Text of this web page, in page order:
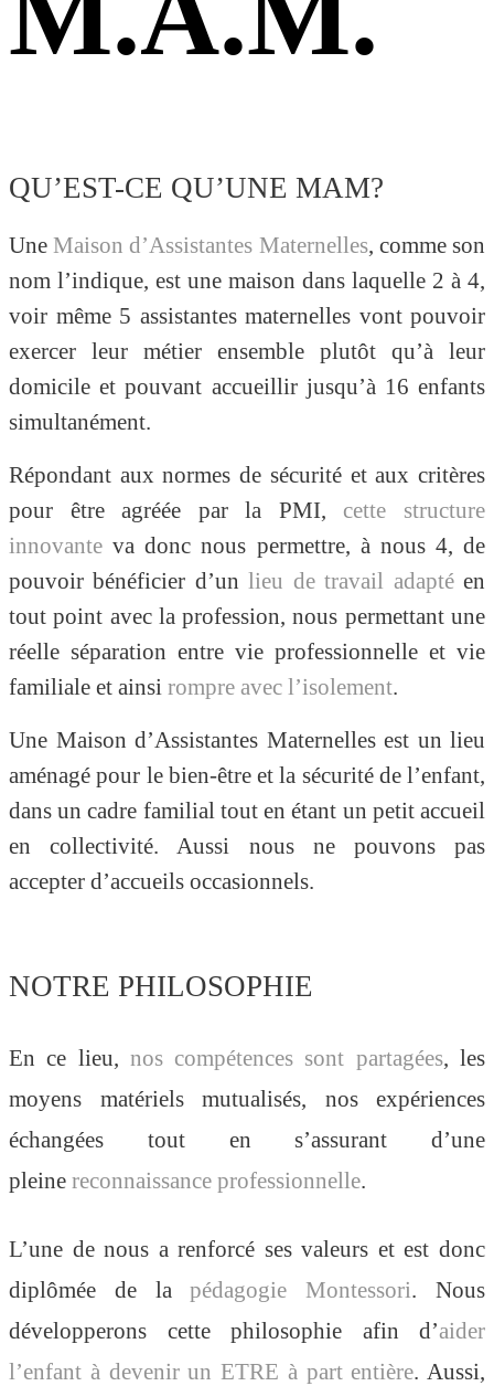
QU’EST-CE QU’UNE MAM?
UneMaison d’Assistantes Maternelles, comme son
nom l’indique, est une maison dans laquelle 2 à 4,
voir même 5 assistantes maternelles vont pouvoir
exercer leur métier ensemble plutôt qu’à leur
domicile et pouvant accueillir jusqu’à 16 enfants
simultanément.
Répondant aux normes de sécurité et aux critères
pour être agréée par la PMI,
cette structure
innovante va donc nous permettre, à nous 4, de
pouvoir bénéficier d’unlieu de travail adaptéen
tout point avec la profession, nous permettant une
réelle séparation entre vie professionnelle et vie
familiale et ainsi rompre avec l’isolement.
Une Maison d’Assistantes Maternelles est un lieu
aménagé pour le bien-être et la sécurité de l’enfant,
dans un cadre familial tout en étant un petit accueil
en collectivité. Aussi nous ne pouvons pas
accepter d’accueils occasionnels.
NOTRE PHILOSOPHIE
En ce lieu, nos compétences sont partagées, les
moyens matériels mutualisés, nos expériences
échangées tout en s’assurant d’une
pleine reconnaissance professionnelle.
L’une de nous a renforcé ses valeurs et est donc
diplômée de lapédagogie Montessori. Nous
développerons cette philosophie afin d’aider
l’enfant à devenir un ETRE à part entière. Aussi,